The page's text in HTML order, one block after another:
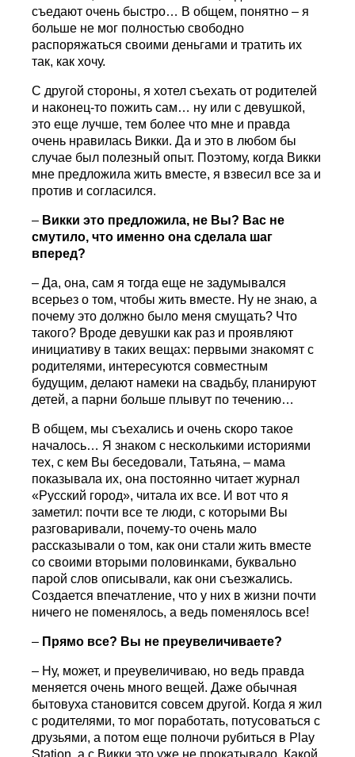
съедают очень быстро… В общем, понятно – я
больше не мог полностью свободно
распоряжаться своими деньгами и тратить их
так, как хочу.
С другой стороны, я хотел съехать от родителей
и наконец-то пожить сам… ну или с девушкой,
это еще лучше, тем более что мне и правда
очень нравилась Викки. Да и это в любом бы
случае был полезный опыт. Поэтому, когда Викки
мне предложила жить вместе, я взвесил все за и
против и согласился.
– Викки это предложила, не Вы? Вас не
смутило, что именно она сделала шаг
вперед?
– Да, она, сам я тогда еще не задумывался
всерьез о том, чтобы жить вместе. Ну не знаю, а
почему это должно было меня смущать? Что
такого? Вроде девушки как раз и проявляют
инициативу в таких вещах: первыми знакомят с
родителями, интересуются совместным
будущим, делают намеки на свадьбу, планируют
детей, а парни больше плывут по течению…
В общем, мы съехались и очень скоро такое
началось… Я знаком с несколькими историями
тех, с кем Вы беседовали, Татьяна, – мама
показывала их, она постоянно читает журнал
«Русский город», читала их все. И вот что я
заметил: почти все те люди, с которыми Вы
разговаривали, почему-то очень мало
рассказывали о том, как они стали жить вместе
со своими вторыми половинками, буквально
парой слов описывали, как они съезжались.
Создается впечатление, что у них в жизни почти
ничего не поменялось, а ведь поменялось все!
– Прямо все? Вы не преувеличиваете?
– Ну, может, и преувеличиваю, но ведь правда
меняется очень много вещей. Даже обычная
бытовуха становится совсем другой. Когда я жил
с родителями, то мог поработать, потусоваться с
друзьями, а потом еще полночи рубиться в Play